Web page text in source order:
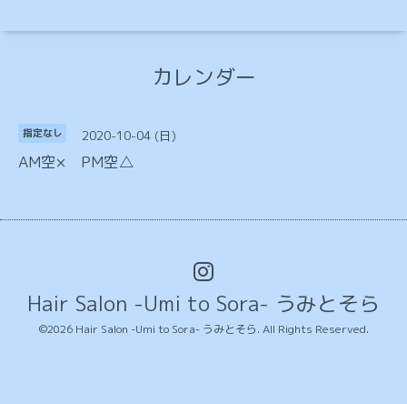
カレンダー
指定なし 2020-10-04 (日)
AM空× PM空△
Hair Salon -Umi to Sora- うみとそら
©2026 Hair Salon -Umi to Sora- うみとそら. All Rights Reserved.